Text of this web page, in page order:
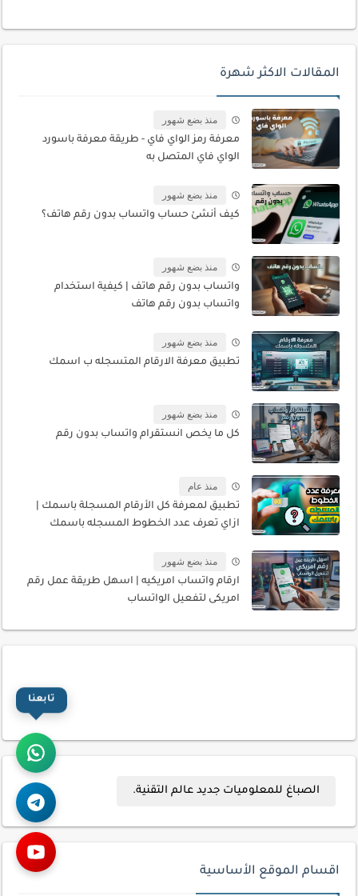
المقالات الاكثر شهرة
منذ بضع شهور
معرفة رمز الواي فاي - طريقة معرفة باسورد
الواي فاي المتصل به
منذ بضع شهور
كيف أنشئ حساب واتساب بدون رقم هاتف؟
منذ بضع شهور
واتساب بدون رقم هاتف | كيفية استخدام
واتساب بدون رقم هاتف
منذ بضع شهور
تطبيق معرفة الارقام المتسجله ب اسمك
منذ بضع شهور
كل ما يخص انستقرام واتساب بدون رقم
منذ عام
تطبيق لمعرفة كل الأرقام المسجلة باسمك |
ازاي تعرف عدد الخطوط المسجله باسمك
منذ بضع شهور
ارقام واتساب امريكيه | اسهل طريقة عمل رقم
امريكى لتفعيل الواتساب
الصباغ للمعلوميات جديد عالم التقنية.
اقسام الموقع الأساسية
تابعنا